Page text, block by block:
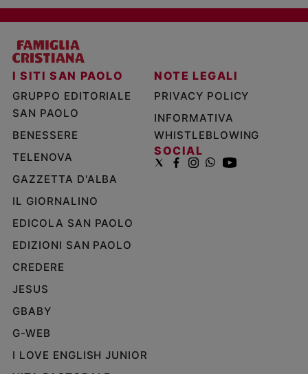
I SITI SAN PAOLO
GRUPPO EDITORIALE
SAN PAOLO
BENESSERE
TELENOVA
GAZZETTA D'ALBA
IL GIORNALINO
EDICOLA SAN PAOLO
EDIZIONI SAN PAOLO
CREDERE
JESUS
GBABY
G-WEB
I LOVE ENGLISH JUNIOR
NOTE LEGALI
PRIVACY POLICY
INFORMATIVA
WHISTLEBLOWING
SOCIAL